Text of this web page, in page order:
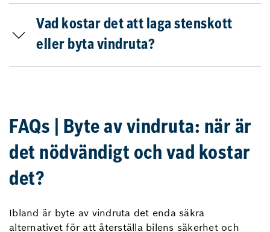
Vad kostar det att laga stenskott
eller byta vindruta?
FAQs | Byte av vindruta: när är
det nödvändigt och vad kostar
det?
Ibland är byte av vindruta det enda säkra
alternativet för att återställa bilens säkerhet och